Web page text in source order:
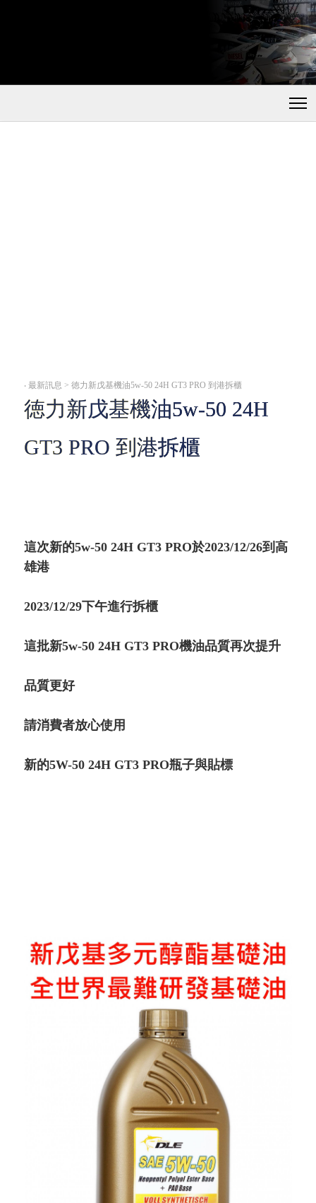
‧最新訊息 > 徳力新戊基機油5w-50 24H GT3 PRO 到港拆櫃
徳力新戊基機油5w-50 24H
GT3 PRO 到港拆櫃
這次新的5w-50 24H GT3 PRO於2023/12/26到高
雄港
2023/12/29下午進行拆櫃
這批新5w-50 24H GT3 PRO機油品質再次提升
品質更好
請消費者放心使用
新的5W-50 24H GT3 PRO瓶子與貼標